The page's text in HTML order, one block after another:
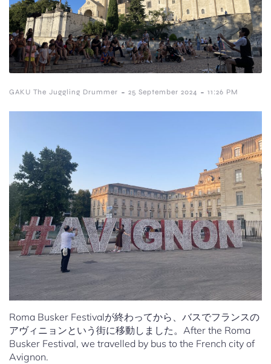
GAKU The Juggling Drummer - 25 September 2024 - 11:26 PM
Roma Busker Festivalが終わってから、バスでフランスの
アヴィニョンという街に移動しました。After the Roma
Busker Festival, we travelled by bus to the French city of
Avignon.